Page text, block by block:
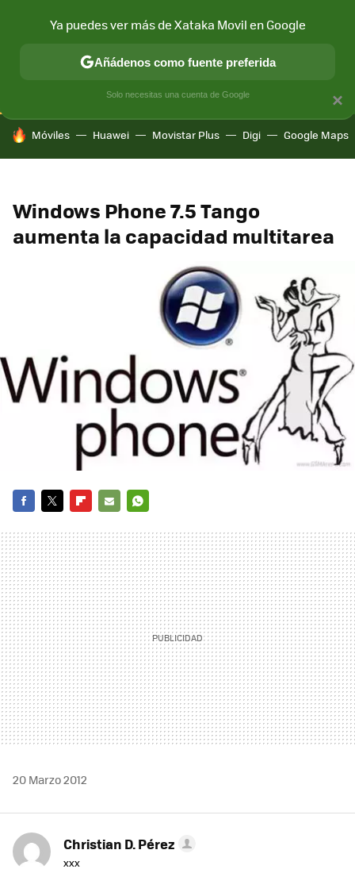
CONECTIVIDAD MÓVIL Y SOCIEDAD APLICACIONES
HOY SE HABLA DE
Móviles Huawei Movistar Plus Digi Google Maps
Windows Phone 7.5 Tango
aumenta la capacidad multitarea
MAIL
20 Marzo 2012
Christian D. Pérez
xxx
×
Ya puedes ver más de Xataka Movil en Google
Añádenos como fuente preferida
Solo necesitas una cuenta de Google